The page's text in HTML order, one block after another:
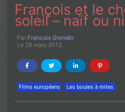
François et le
soleil – naïf ou
Par Francois Grondin
Le 28 mars 2013
Films européens Les boules à mites